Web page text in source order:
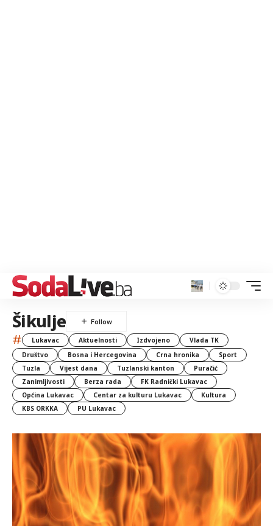
Šikulje
# Lukavac Aktuelnosti Izdvojeno
Vlada TK
Društvo
Bosna i Hercegovina Crna hronika
Sport
Tuzla
Vijest dana Tuzlanski kanton
Puračić
Zanimljivosti
Berza rada
FK Radnički Lukavac
Općina Lukavac
Centar za kulturu Lukavac
Kultura
KBS ORKKA
PU Lukavac